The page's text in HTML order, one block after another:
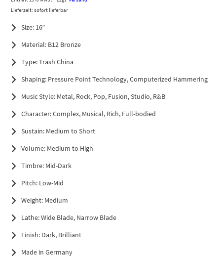
Lieferzeit: sofort lieferbar
Size: 16″
Material: B12 Bronze
Type: Trash China
Shaping: Pressure Point Technology, Computerized Hammering
Music Style: Metal, Rock, Pop, Fusion, Studio, R&B
Character: Complex, Musical, Rich, Full-bodied
Sustain: Medium to Short
Volume: Medium to High
Timbre: Mid-Dark
Pitch: Low-Mid
Weight: Medium
Lathe: Wide Blade, Narrow Blade
Finish: Dark, Brilliant
Made in Germany